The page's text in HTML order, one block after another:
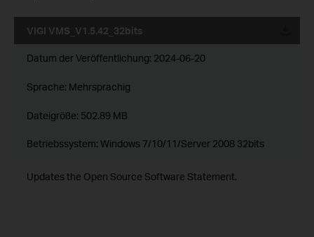
VIGI VMS_V1.5.42_32bits
Datum der Veröffentlichung: 2024-06-20
Sprache: Mehrsprachig
Dateigröße: 502.89 MB
Betriebssystem: Windows 7/10/11/Server 2008 32bits
Updates the Open Source Software Statement.